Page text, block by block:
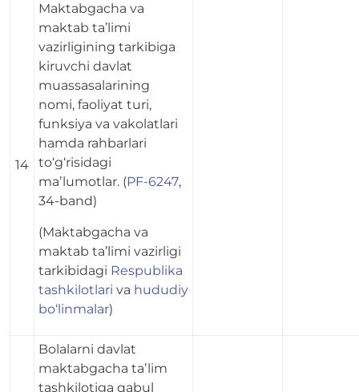
14
Maktabgacha va
maktab ta’limi
vazirligining tarkibiga
kiruvchi davlat
muassasalarining
nomi, faoliyat turi,
funksiya va vakolatlari
hamda rahbarlari
to‘g‘risidagi
maʼlumotlar. (PF-6247,
34-band)
(Maktabgacha va
maktab ta’limi vazirligi
tarkibidagi Respublika
tashkilotlari va hududiy
bo‘linmalar)
Bolalarni davlat
maktabgacha taʼlim
tashkilotiga qabul